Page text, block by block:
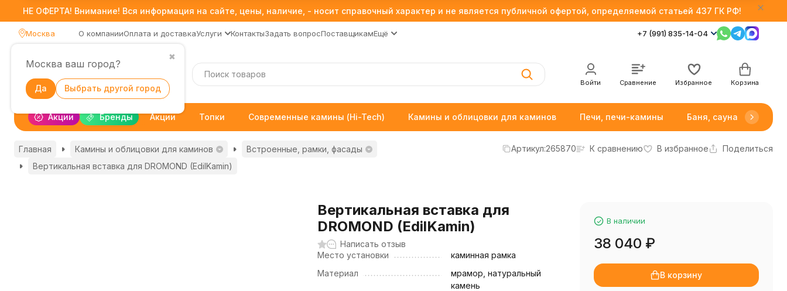
НЕ ОФЕРТА! Внимание! Вся информация на сайте, цены, наличие, - носит справочный характер и не является публичной офертой, определяемой статьей 437 ГК РФ!
Москва
✖
Москва ваш город?
Да Выбрать другой город
О компанииОплата и доставкаУслуги КонтактыЗадать вопросПоставщикамЕщё +7 (991) 835-14-04
Войти Сравнение Избранное Корзина
Акции Бренды Акции Топки Современные камины (Hi-Tech) Камины и облицовки для каминов Печи, печи-камины Баня, сауна
Главная Камины и облицовки для каминов
Встроенные, рамки, фасады
Вертикальная вставка для DROMOND (EdilKamin)
Артикул:265870 К сравнению В избранное Поделиться
Вертикальная вставка для
DROMOND (EdilKamin)
Написать отзыв
Место установки
каминная рамка
Материал
мрамор, натуральный
камень
В наличии
38 040 ₽
В корзину